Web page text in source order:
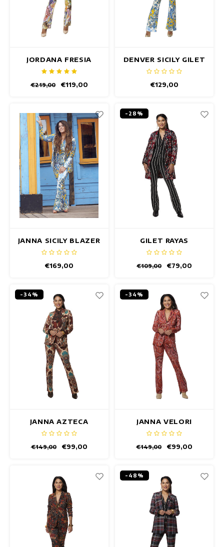
JORDANA FRESIA
BLAZER
€219,00 €119,00
DENVER SICILY GILET
€129,00
JANNA SICILY BLAZER
€169,00
-28%
GILET RAYAS
€109,00 €79,00
-34%
JANNA AZTECA
BLAZER
€149,00 €99,00
-34%
JANNA VELORI
BLAZER
€149,00 €99,00
-48%